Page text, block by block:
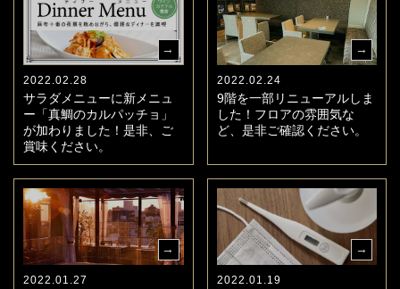
2022.02.28
サラダメニューに新メニュ
ー「真鯛のカルパッチョ」
が加わりました！是非、ご
賞味ください。
2022.02.24
9階を一部リニューアルしま
した！フロアの雰囲気な
ど、是非ご確認ください。
2022.01.27 2022.01.19